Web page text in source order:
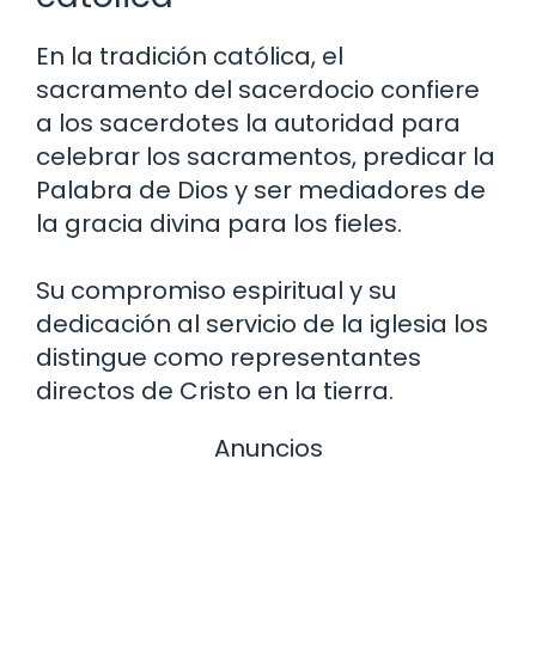
En la tradición católica, el
sacramento del sacerdocio confiere
a los sacerdotes la autoridad para
celebrar los sacramentos, predicar la
Palabra de Dios y ser mediadores de
la gracia divina para los fieles.
Su compromiso espiritual y su
dedicación al servicio de la iglesia los
distingue como representantes
directos de Cristo en la tierra.
Anuncios